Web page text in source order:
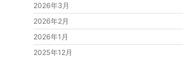
2026年3月
2026年2月
2026年1月
2025年12月